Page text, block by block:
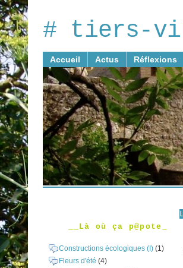
# tiers-
Accueil Actus Réflexions
__Là où ça p@pote_
Constructions écologiques (I) (1)
Fleurs d'été (4)